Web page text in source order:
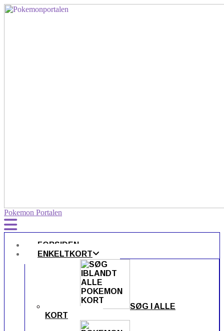
Pokemon Portalen
FORSIDEN
ENKELTKORT
SØG I ALLE
KORT